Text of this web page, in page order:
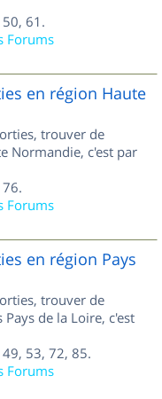
61.
Forums
en région Haute
trouver de
Normandie, c'est par
Forums
en région Pays
trouver de
de la Loire, c'est
53, 72, 85.
Forums